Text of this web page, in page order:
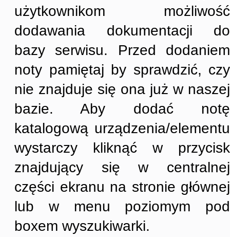
użytkownikom możliwość
dodawania dokumentacji do
bazy serwisu. Przed dodaniem
noty pamiętaj by sprawdzić, czy
nie znajduje się ona już w naszej
bazie. Aby dodać notę
katalogową urządzenia/elementu
wystarczy kliknąć w przycisk
znajdujący się w centralnej
części ekranu na stronie głównej
lub w menu poziomym pod
boxem wyszukiwarki.